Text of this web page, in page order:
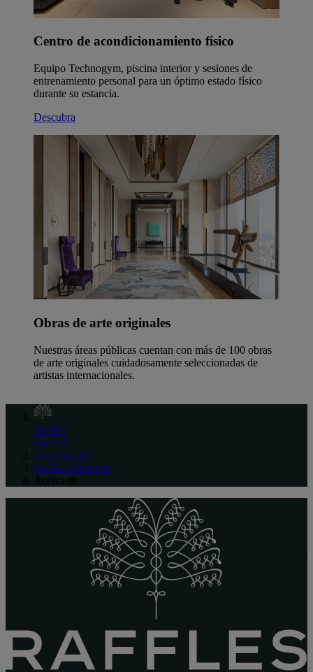
Centro de acondicionamiento físico
Equipo Technogym, piscina interior y sesiones de
entrenamiento personal para un óptimo estado físico
durante su estancia.
Descubra
Obras de arte originales
Nuestras áreas públicas cuentan con más de 100 obras
de arte originales cuidadosamente seleccionadas de
artistas internacionales.
Raffles
Spanish
Asia Pacífico
Raffles Shenzhen